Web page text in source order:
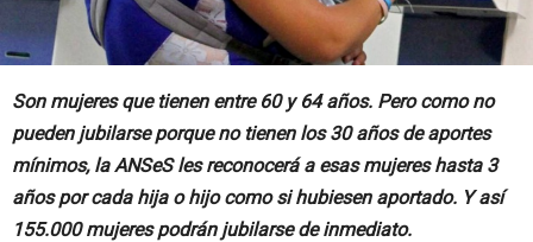
Son mujeres que tienen entre 60 y 64 años. Pero como no
pueden jubilarse porque no tienen los 30 años de aportes
mínimos, la ANSeS les reconocerá a esas mujeres hasta 3
años por cada hija o hijo como si hubiesen aportado. Y así
155.000 mujeres podrán jubilarse de inmediato.